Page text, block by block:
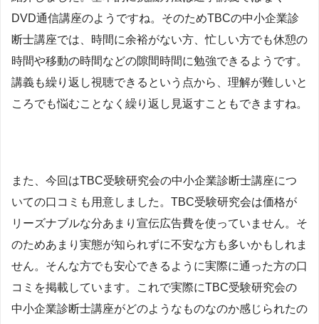
DVD通信講座のようですね。そのためTBCの中小企業診
断士講座では、時間に余裕がない方、忙しい方でも休憩の
時間や移動の時間などの隙間時間に勉強できるようです。
講義も繰り返し視聴できるという点から、理解が難しいと
ころでも悩むことなく繰り返し見返すこともできますね。
また、今回はTBC受験研究会の中小企業診断士講座につ
いての口コミも用意しました。TBC受験研究会は価格が
リーズナブルな分あまり宣伝広告費を使っていません。そ
のためあまり実態が知られずに不安な方も多いかもしれま
せん。そんな方でも安心できるように実際に通った方の口
コミを掲載しています。これで実際にTBC受験研究会の
中小企業診断士講座がどのようなものなのか感じられたの